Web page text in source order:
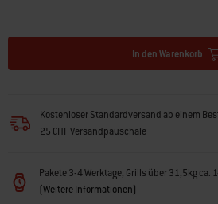
In den Warenkorb
Kostenloser Standardversand ab einem
25 CHF Versandpauschale
Pakete 3-4 Werktage, Grills über 31,5kg ca.
(Weitere Informationen)